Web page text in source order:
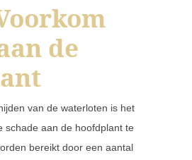
de
van de waterloten is het
schade aan de hoofdplant te
bereikt door een aantal